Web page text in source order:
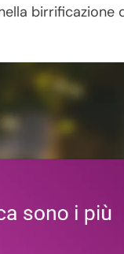
birrificazione